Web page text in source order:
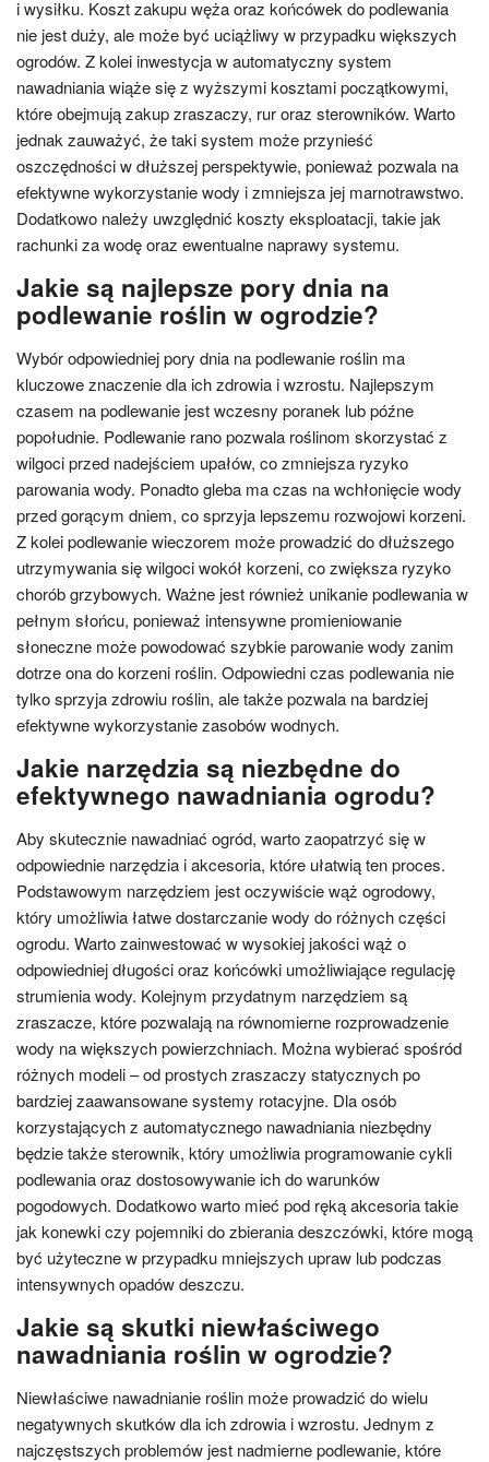
i wysiłku. Koszt zakupu węża oraz końcówek do podlewania
nie jest duży, ale może być uciążliwy w przypadku większych
ogrodów. Z kolei inwestycja w automatyczny system
nawadniania wiąże się z wyższymi kosztami początkowymi,
które obejmują zakup zraszaczy, rur oraz sterowników. Warto
jednak zauważyć, że taki system może przynieść
oszczędności w dłuższej perspektywie, ponieważ pozwala na
efektywne wykorzystanie wody i zmniejsza jej marnotrawstwo.
Dodatkowo należy uwzględnić koszty eksploatacji, takie jak
rachunki za wodę oraz ewentualne naprawy systemu.
Jakie są najlepsze pory dnia na
podlewanie roślin w ogrodzie?
Wybór odpowiedniej pory dnia na podlewanie roślin ma
kluczowe znaczenie dla ich zdrowia i wzrostu. Najlepszym
czasem na podlewanie jest wczesny poranek lub późne
popołudnie. Podlewanie rano pozwala roślinom skorzystać z
wilgoci przed nadejściem upałów, co zmniejsza ryzyko
parowania wody. Ponadto gleba ma czas na wchłonięcie wody
przed gorącym dniem, co sprzyja lepszemu rozwojowi korzeni.
Z kolei podlewanie wieczorem może prowadzić do dłuższego
utrzymywania się wilgoci wokół korzeni, co zwiększa ryzyko
chorób grzybowych. Ważne jest również unikanie podlewania w
pełnym słońcu, ponieważ intensywne promieniowanie
słoneczne może powodować szybkie parowanie wody zanim
dotrze ona do korzeni roślin. Odpowiedni czas podlewania nie
tylko sprzyja zdrowiu roślin, ale także pozwala na bardziej
efektywne wykorzystanie zasobów wodnych.
Jakie narzędzia są niezbędne do
efektywnego nawadniania ogrodu?
Aby skutecznie nawadniać ogród, warto zaopatrzyć się w
odpowiednie narzędzia i akcesoria, które ułatwią ten proces.
Podstawowym narzędziem jest oczywiście wąż ogrodowy,
który umożliwia łatwe dostarczanie wody do różnych części
ogrodu. Warto zainwestować w wysokiej jakości wąż o
odpowiedniej długości oraz końcówki umożliwiające regulację
strumienia wody. Kolejnym przydatnym narzędziem są
zraszacze, które pozwalają na równomierne rozprowadzenie
wody na większych powierzchniach. Można wybierać spośród
różnych modeli – od prostych zraszaczy statycznych po
bardziej zaawansowane systemy rotacyjne. Dla osób
korzystających z automatycznego nawadniania niezbędny
będzie także sterownik, który umożliwia programowanie cykli
podlewania oraz dostosowywanie ich do warunków
pogodowych. Dodatkowo warto mieć pod ręką akcesoria takie
jak konewki czy pojemniki do zbierania deszczówki, które mogą
być użyteczne w przypadku mniejszych upraw lub podczas
intensywnych opadów deszczu.
Jakie są skutki niewłaściwego
nawadniania roślin w ogrodzie?
Niewłaściwe nawadnianie roślin może prowadzić do wielu
negatywnych skutków dla ich zdrowia i wzrostu. Jednym z
najczęstszych problemów jest nadmierne podlewanie, które